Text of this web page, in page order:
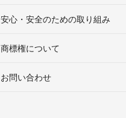
安心・安全のための取り組み
商標権について
お問い合わせ